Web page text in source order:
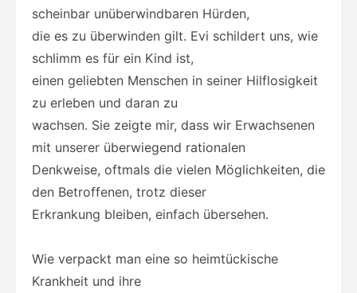
scheinbar unüberwindbaren Hürden,
die es zu überwinden gilt. Evi schildert uns, wie
schlimm es für ein Kind ist,
einen geliebten Menschen in seiner Hilflosigkeit
zu erleben und daran zu
wachsen. Sie zeigte mir, dass wir Erwachsenen
mit unserer überwiegend rationalen
Denkweise, oftmals die vielen Möglichkeiten, die
den Betroffenen, trotz dieser
Erkrankung bleiben, einfach übersehen.
Wie verpackt man eine so heimtückische
Krankheit und ihre